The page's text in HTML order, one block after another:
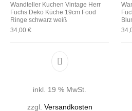
Wandteller Kuchen Vintage Herr
Fuchs Deko Küche 19cm Food
Ringe schwarz weiß
34,00 €
inkl. 19 % MwSt.
zzgl. Versandkosten